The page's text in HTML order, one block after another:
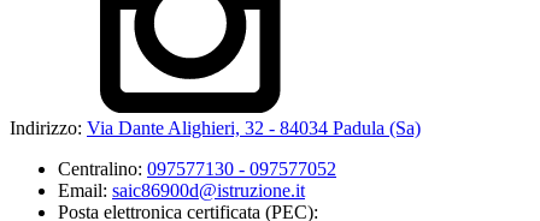
Indirizzo: Via Dante Alighieri, 32 - 84034 Padula (Sa)
Centralino: 097577130 - 097577052
Email: saic86900d@istruzione.it
Posta elettronica certificata (PEC):